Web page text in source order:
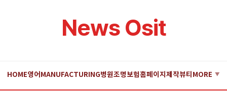
News Osit
HOME영어MANUFACTURING병원조명보험홈페이지제작뷰티MORE ▼